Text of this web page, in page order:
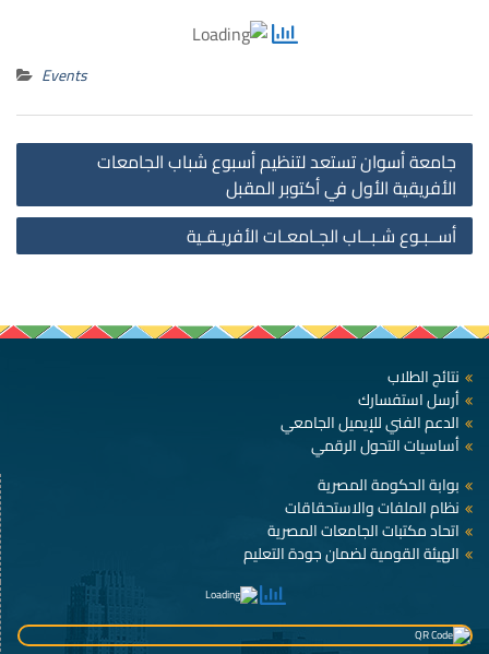
Events
جامعة أسوان تستعد لتنظيم أسبوع شباب الجامعات
الأفريقية الأول في أكتوبر المقبل
أســبـوع شـبــاب الجـامعـات الأفريـقـية
نتائج الطلاب
أرسل استفسارك
الدعم الفني للإيميل الجامعي
أساسيات التحول الرقمي
بوابة الحكومة المصرية
نظام الملفات والاستحقاقات
اتحاد مكتبات الجامعات المصرية
الهيئة القومية لضمان جودة التعليم